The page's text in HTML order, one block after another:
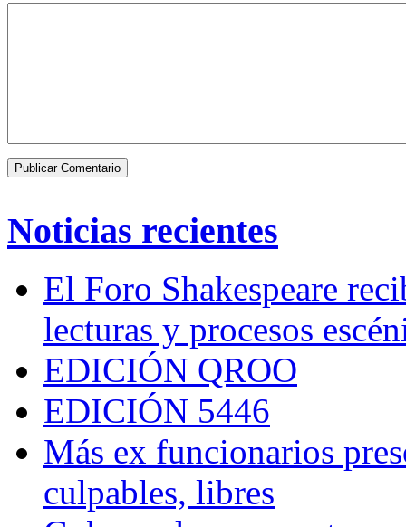
Noticias recientes
El Foro Shakespeare
lecturas y procesos
EDICIÓN QROO
EDICIÓN 5446
Más ex funcionarios
culpables, libres